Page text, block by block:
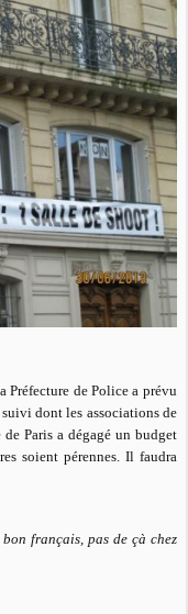
de Police a prévu
dont les associations de
Paris a dégagé un budget
soient pérennes. Il faudra
français, pas de çà chez